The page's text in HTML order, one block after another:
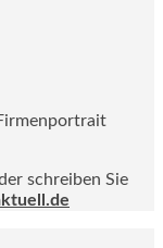
schreiben Sie